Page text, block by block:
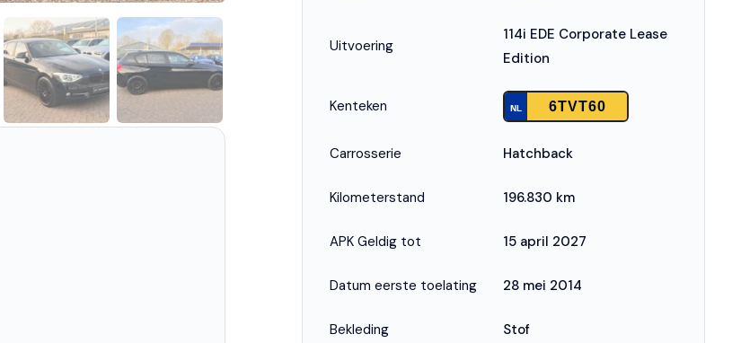
Uitvoering
114i EDE Corporate Lease
Edition
Kenteken NL 6TVT60
Carrosserie Hatchback
Kilometerstand 196.830 km
APK Geldig tot 15 april 2027
Datum eerste toelating 28 mei 2014
Bekleding Stof